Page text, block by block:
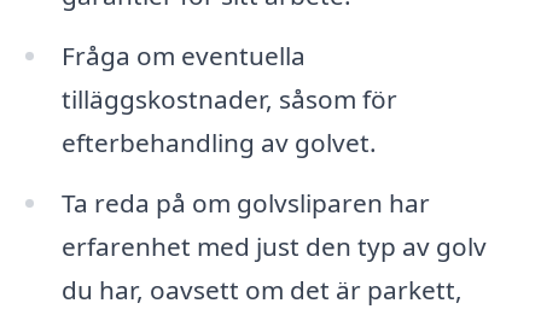
Fråga om eventuella
tilläggskostnader, såsom för
efterbehandling av golvet.
Ta reda på om golvsliparen har
erfarenhet med just den typ av golv
du har, oavsett om det är parkett,